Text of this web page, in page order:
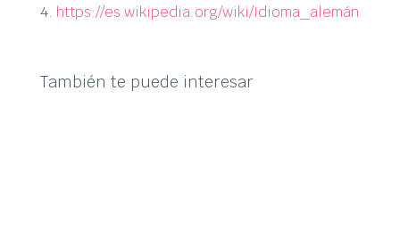
https://es.wikipedia.org/wiki/Idioma_alemán
También te puede interesar